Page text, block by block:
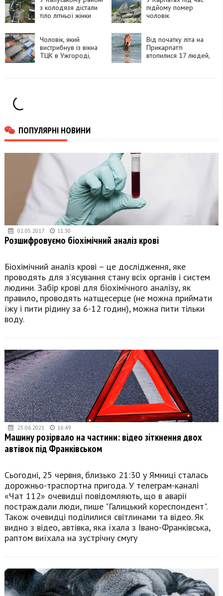
з колодязя дістали
тіло літньої жінки
підйому помер
чоловік
Чоловік, який
вистрибнув із вікна
ТЦК в Ужгороді,
Від початку літа на
Прикарпатті
втопилися 17 людей,
ПОПУЛЯРНІ НОВИНИ
02.05.2017 11:30
Розшифровуємо біохімічний аналіз крові
Біохімічний аналіз крові – це дослідження, яке
проводять для з’ясування стану всіх органів і систем
людини. Забір крові для біохімічного аналізу, як
правило, проводять натщесерце (не можна приймати
їжу і пити рідину за 6-12 годин), можна пити тільки
воду.
25.06.2021 16:49
Машину розірвало на частини: відео зіткнення двох
автівок під Франківськом
Сьогодні, 25 червня, близько 21:30 у Ямниці сталась
дорожньо-траспортна пригода. У телеграм-каналі
«Чат 112» очевидці повідомляють, що в аварії
постраждали люди, пише "Галицький кореспондент".
Також очевидці поділилися світлинами та відео. Як
видно з відео, автівка, яка їхала з Івано-Франківська,
раптом виїхала на зустрічну смугу